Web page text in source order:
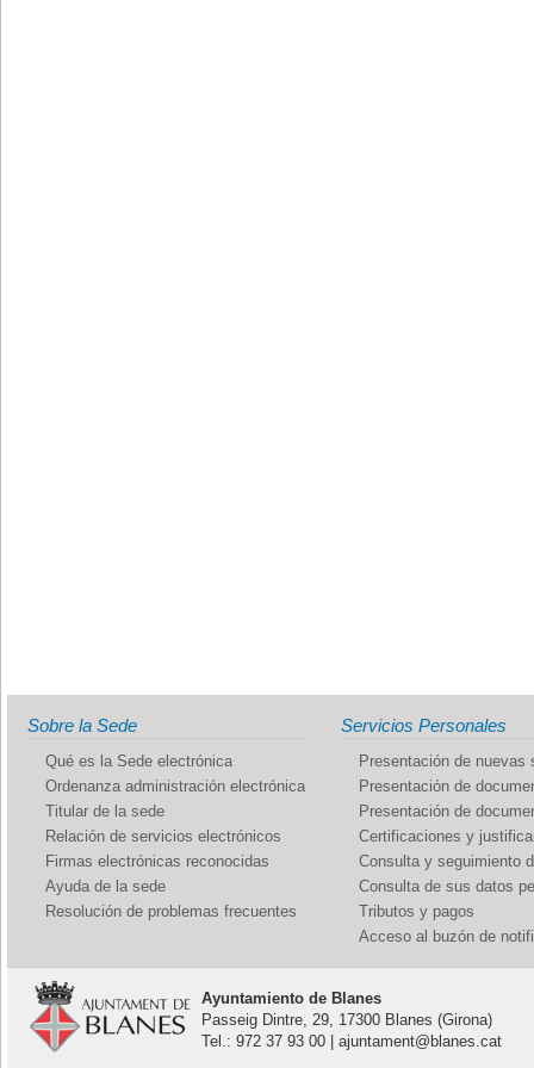
Sobre la Sede
Qué es la Sede electrónica
Ordenanza administración electrónica
Titular de la sede
Relación de servicios electrónicos
Firmas electrónicas reconocidas
Ayuda de la sede
Resolución de problemas frecuentes
Servicios Personales
Presentación de nuevas
Presentación de
Presentación de
Certificaciones y
Consulta y seguimiento
Consulta de sus datos
Tributos y pagos
Acceso al buzón de
Ayuntamiento de Blanes
Passeig Dintre, 29, 17300 Blanes (Girona)
Tel.: 972 37 93 00 | ajuntament@blanes.cat